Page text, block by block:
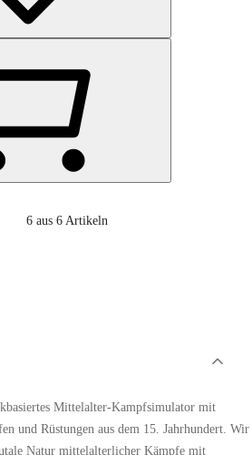
6 aus 6 Artikeln
Mittelalter-Kampfsimulator mit
und Rüstungen aus dem 15. Jahrhundert. Wir
Natur mittelalterlicher Kämpfe mit